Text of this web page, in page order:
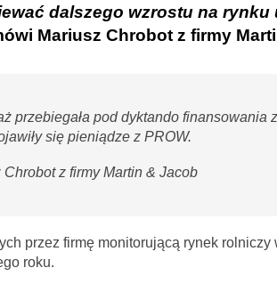
dalszego wzrostu na
Mariusz Chrobot z firmy
przebiegała pod dyktando
się pieniądze z PROW.
Chrobot z firmy Martin & Jacob
przez firmę monitorującą rynek rolniczy
roku.